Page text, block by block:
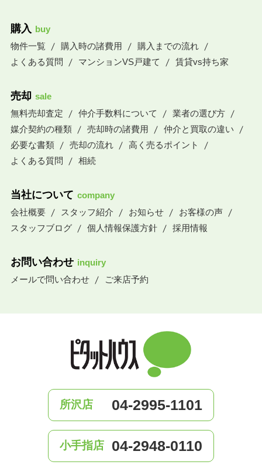
購入 buy
物件一覧
購入時の諸費用
購入までの流れ
よくある質問
マンションVS戸建て 賃貸vs持ち家
売却 sale
無料売却査定
仲介手数料について
業者の選び方
媒介契約の種類
売却時の諸費用
仲介と買取の違い
必要な書類
売却の流れ
高く売るポイント
よくある質問
相続
当社について company
会社概要
スタッフ紹介 お知らせ
お客様の声
スタッフブログ
個人情報保護方針 採用情報
お問い合わせ inquiry
メールで問い合わせ
ご来店予約
所沢店 04-2995-1101
小手指店 04-2948-0110